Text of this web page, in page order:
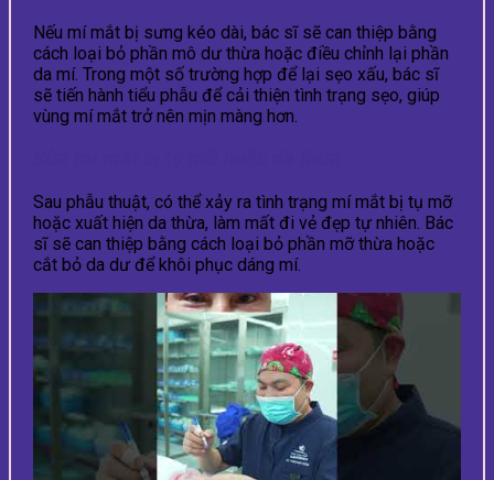
Nếu mí mắt bị sưng kéo dài, bác sĩ sẽ can thiệp bằng
cách loại bỏ phần mô dư thừa hoặc điều chỉnh lại phần
da mí. Trong một số trường hợp để lại sẹo xấu, bác sĩ
sẽ tiến hành tiểu phẫu để cải thiện tình trạng sẹo, giúp
vùng mí mắt trở nên mịn màng hơn.
Sau phẫu thuật, có thể xảy ra tình trạng mí mắt bị tụ mỡ
hoặc xuất hiện da thừa, làm mất đi vẻ đẹp tự nhiên. Bác
sĩ sẽ can thiệp bằng cách loại bỏ phần mỡ thừa hoặc
cắt bỏ da dư để khôi phục dáng mí.